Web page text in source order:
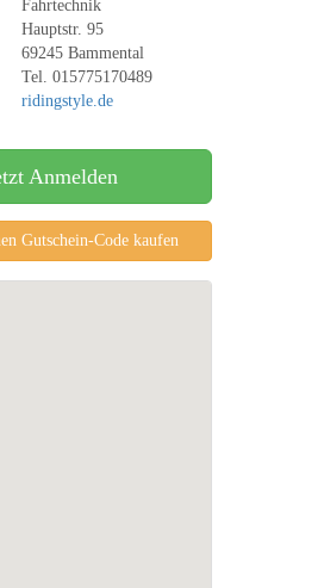
Fahrtechnik
Hauptstr. 95
69245 Bammental
Tel. 015775170489
ridingstyle.de
Anmelden
Gutschein-Code kaufen